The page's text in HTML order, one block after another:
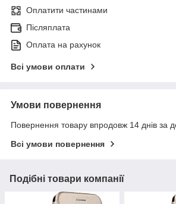
Оплатити частинами
Післяплата
Оплата на рахунок
Всі умови оплати
Умови повернення
Повернення товару впродовж 14 днів за
Всі умови повернення
Подібні товари компанії